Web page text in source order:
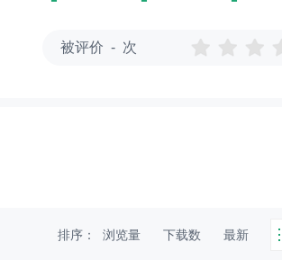
被评价 - 次
排序： 浏览量 下载数 最新